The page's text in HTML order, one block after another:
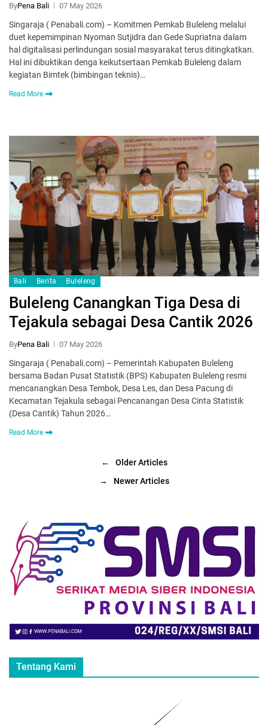
ByPena Bali 07 May 2026
Singaraja ( Penabali.com) – Komitmen Pemkab Buleleng melalui
duet kepemimpinan Nyoman Sutjidra dan Gede Supriatna dalam
hal digitalisasi perlindungan sosial masyarakat terus ditingkatkan.
Hal ini dibuktikan denga keikutsertaan Pemkab Buleleng dalam
kegiatan Bimtek (bimbingan teknis)…
Read More
Bali Berita Buleleng
Buleleng Canangkan Tiga Desa di
Tejakula sebagai Desa Cantik 2026
ByPena Bali 07 May 2026
Singaraja ( Penabali.com) – Pemerintah Kabupaten Buleleng
bersama Badan Pusat Statistik (BPS) Kabupaten Buleleng resmi
mencanangkan Desa Tembok, Desa Les, dan Desa Pacung di
Kecamatan Tejakula sebagai Pencanangan Desa Cinta Statistik
(Desa Cantik) Tahun 2026…
Read More
←
Older Articles
→
Newer Articles
Tentang Kami